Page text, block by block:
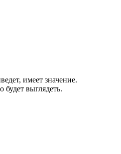
имеет значение.
будет выглядеть.